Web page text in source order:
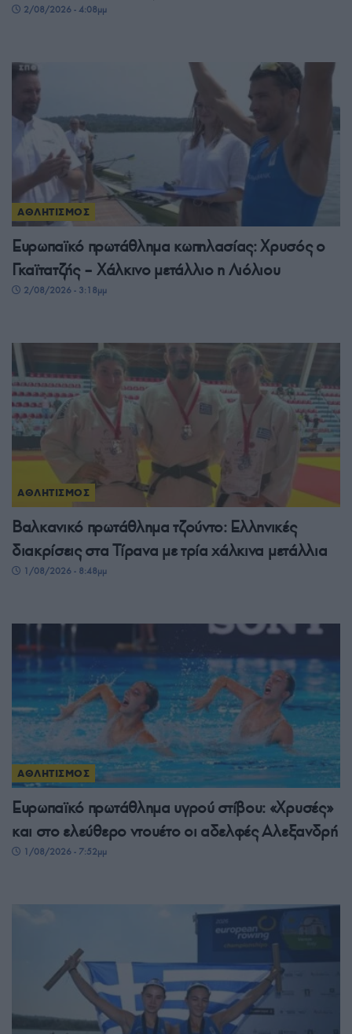
2/08/2026 - 4:08μμ
ΑΘΛΗΤΙΣΜΟΣ
Ευρωπαϊκό πρωτάθλημα κωπηλασίας: Χρυσός ο
Γκαϊτατζής – Χάλκινο μετάλλιο η Λιόλιου
2/08/2026 - 3:18μμ
ΑΘΛΗΤΙΣΜΟΣ
Βαλκανικό πρωτάθλημα τζούντο: Ελληνικές
διακρίσεις στα Τίρανα με τρία χάλκινα μετάλλια
1/08/2026 - 8:48μμ
ΑΘΛΗΤΙΣΜΟΣ
Ευρωπαϊκό πρωτάθλημα υγρού στίβου: «Χρυσές»
και στο ελεύθερο ντουέτο οι αδελφές Αλεξανδρή
1/08/2026 - 7:52μμ